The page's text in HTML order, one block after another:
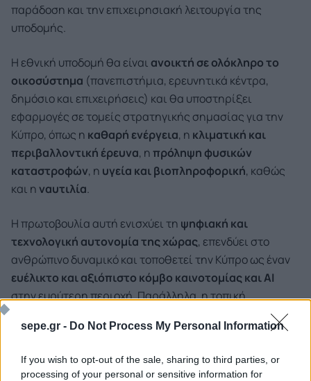
sepe.gr - Do Not Process My Personal Information
If you wish to opt-out of the sale, sharing to third parties, or
processing of your personal or sensitive information for
παράδοση και την επιχειρησιακή λειτουργία της
υποδομής.
Η εθνική υποδομή θα είναι ανοικτή σε ολόκληρο το
οικοσύστημα (πανεπιστήμια, ερευνητικά κέντρα,
δημόσιο και επιχειρήσεις) και θα υποστηρίξει
εφαρμογές σε τομείς στρατηγικής σημασίας για την
Κύπρο, όπως η καθαρή ενέργεια, η κλιματική και
περιβαλλοντική έρευνα, ηπρόληψη φυσικών
καταστροφών, η υγεία και βιοπληροφορική, καθώς
και η ναυτιλία.
Η πρωτοβουλία αυτή ενισχύει τη ψηφιακή και
τεχνολογική αυτονομία της χώρας, επενδύει στο
ανθρώπινο δυναμικό και τοποθετεί την Κύπρο ως έναν
ευέλικτο και αξιόπιστο κόμβο καινοτομίας καιAI
στην ευρύτερη περιοχή. Παράλληλα, η τοπική
ενισχύει την
ασφάλεια και τηστρατηγική ανεξαρτησίατης Κύπρου
εθνική υποδομή.